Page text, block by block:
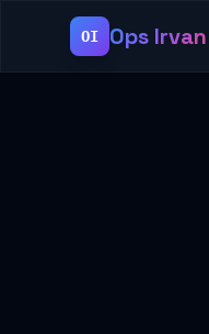
OI Ops Irvan